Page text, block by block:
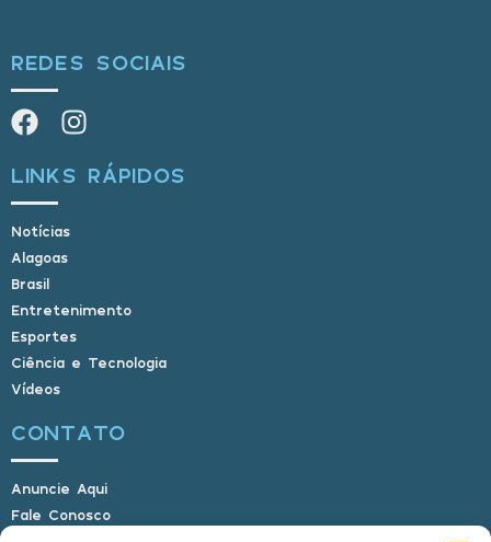
REDES SOCIAIS
LINKS RÁPIDOS
Notícias
Alagoas
Brasil
Entretenimento
Esportes
Ciência e Tecnologia
Vídeos
CONTATO
Anuncie Aqui
Fale Conosco